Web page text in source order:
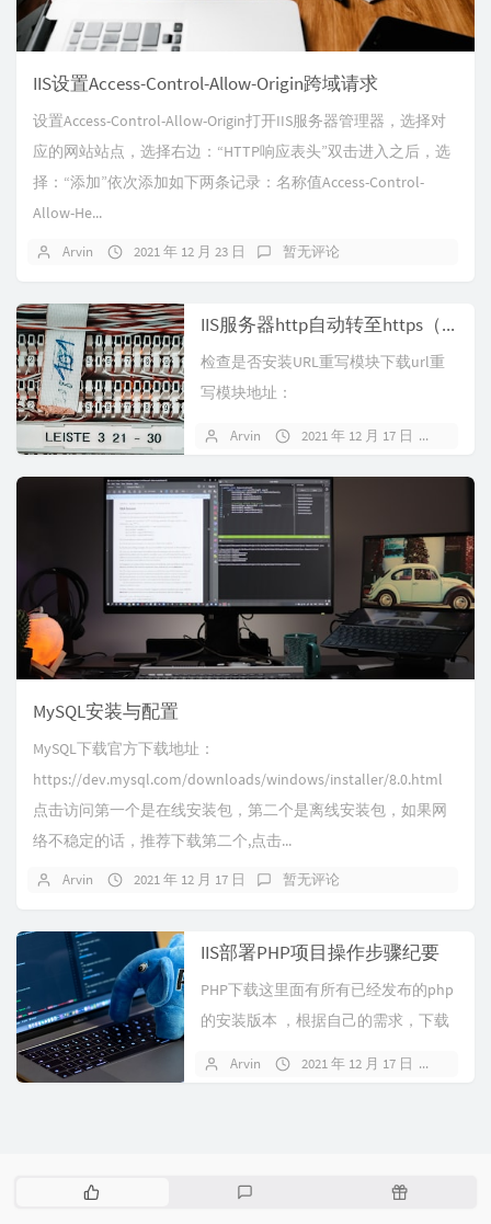
IIS设置Access-Control-Allow-Origin跨域请求
设置Access-Control-Allow-Origin打开IIS服务器管理器，选择对
应的网站站点，选择右边：“HTTP响应表头”双击进入之后，选
择：“添加”依次添加如下两条记录：名称值Access-Control-
Allow-He...
Arvin 2021 年 12 月 23 日 暂无评论
IIS服务器http自动转至https（重写与重定向）
检查是否安装URL重写模块下载url重
写模块地址：
Arvin 2021 年 12 月 17 日
MySQL安装与配置
MySQL下载官方下载地址：
https://dev.mysql.com/downloads/windows/installer/8.0.html
点击访问第一个是在线安装包，第二个是离线安装包，如果网
络不稳定的话，推荐下载第二个,点击...
Arvin 2021 年 12 月 17 日 暂无评论
IIS部署PHP项目操作步骤纪要
PHP下载这里面有所有已经发布的php
的安装版本 ，根据自己的需求，下载
Arvin 2021 年 12 月 17 日
热
随